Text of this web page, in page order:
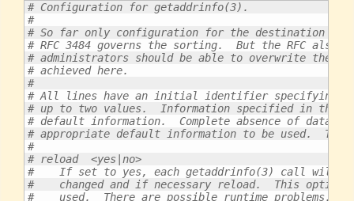
# Configuration for getaddrinfo(3).
#
# So far only configuration for the destination
# RFC 3484 governs the sorting.  But the RFC also
# administrators should be able to overwrite the
# achieved here.
#
# All lines have an initial identifier specifying
# up to two values.  Information specified in this
# default information.  Complete absence of data of
# appropriate default information to be used.  The
#
# reload  <yes|no>
#    If set to yes, each getaddrinfo(3) call will
#    changed and if necessary reload.  This option
#    used.  There are possible runtime problems.